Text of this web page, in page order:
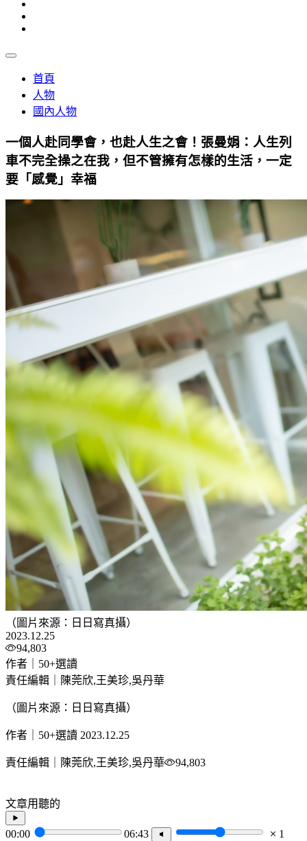
首頁
人物
國內人物
一個人赴同學會，也赴人生之會！張曼娟：人生列
車不完全操之在我，但不管擁有怎樣的生活，一定
要「感覺」幸福
（圖片來源：日日寫真攝）
2023.12.25
94,803
作者｜50+選讀
責任編輯｜陳莞欣,王美珍,吳丹華
（圖片來源：日日寫真攝）
作者｜50+選讀 2023.12.25
責任編輯｜陳莞欣,王美珍,吳丹華 94,803
文章用聽的
00:00 06:43 1